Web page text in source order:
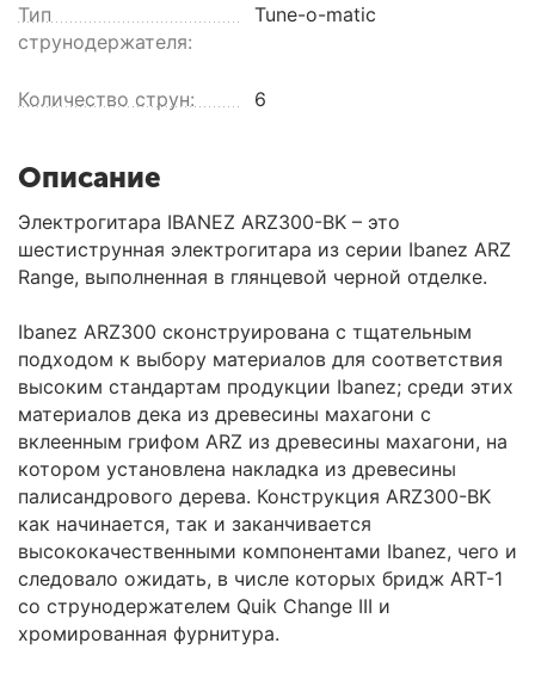
Тип
струнодержателя:
Tune-o-matic
Количество струн: 6
Описание
Электрогитара IBANEZ ARZ300-BK – это
шестиструнная электрогитара из серии Ibanez ARZ
Range, выполненная в глянцевой черной отделке.
Ibanez ARZ300 сконструирована с тщательным
подходом к выбору материалов для соответствия
высоким стандартам продукции Ibanez; среди этих
материалов дека из древесины махагони с
вклеенным грифом ARZ из древесины махагони, на
котором установлена накладка из древесины
палисандрового дерева. Конструкция ARZ300-BK
как начинается, так и заканчивается
высококачественными компонентами Ibanez, чего и
следовало ожидать, в числе которых бридж ART-1
со струнодержателем Quik Change III и
хромированная фурнитура.